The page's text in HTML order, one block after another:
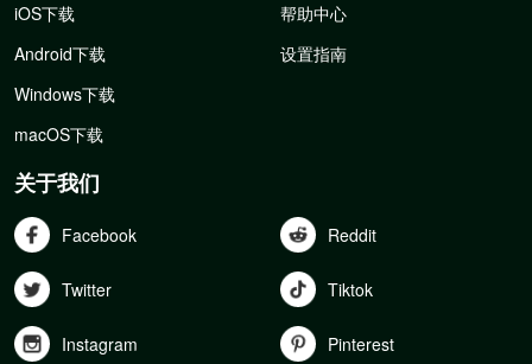
iOS下载
Android下载
Windows下载
macOS下载
帮助中心
设置指南
关于我们
Facebook Reddit
Twitter Tiktok
Instagram Pinterest